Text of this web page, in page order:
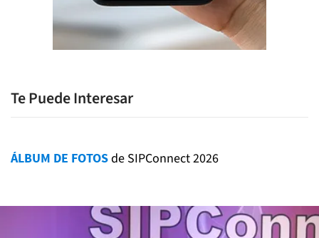
Te Puede Interesar
ÁLBUM DE FOTOSde SIPConnect 2026